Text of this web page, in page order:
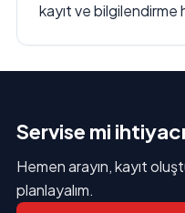
kayıt ve bilgilendirme
Servise mi
Hemen arayın, kayıt
planlayalım.